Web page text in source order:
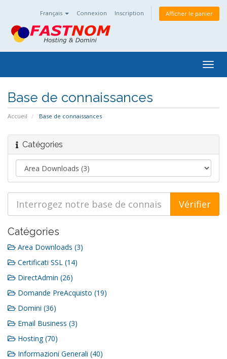
Français Connexion Inscription Afficher le panier
Base de connaissances
Accueil Base de connaissances
Catégories
Catégories
Area Downloads (3)
Certificati SSL (14)
DirectAdmin (26)
Domande PreAcquisto (19)
Domini (36)
Email Business (3)
Hosting (70)
Informazioni Generali (40)